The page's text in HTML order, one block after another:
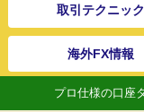
取引テクニック
海外FX情報
プロ仕様の口座